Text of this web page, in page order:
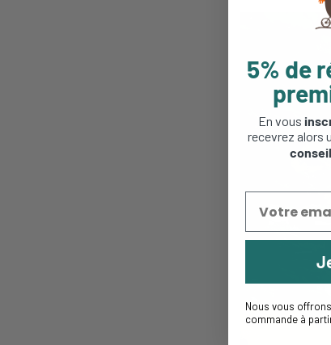
5% de
En vous
recevrez alors
Nous vous
commande à